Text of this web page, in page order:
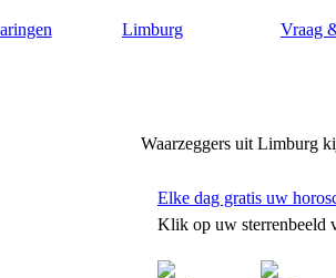
Limburg Vraag
Waarzeggers uit Limburg
Elke dag gratis uw
Klik op uw sterrenbeeld